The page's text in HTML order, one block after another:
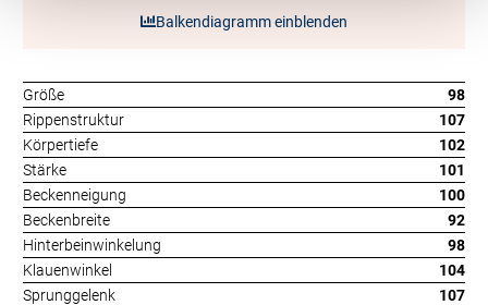
Balkendiagramm einblenden
Größe
98
Rippenstruktur
107
Körpertiefe
102
Stärke
101
Beckenneigung
100
Beckenbreite
92
Hinterbeinwinkelung
98
Klauenwinkel
104
Sprunggelenk
107